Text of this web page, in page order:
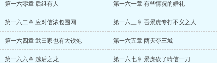
第一六零章 后继有人 第一六一章 有些情况的婚礼
第一六二章 应对信浓包围网 第一六三章 吾景虎专打不义之人
第一六四章 武田家也有大铁炮 第一六五章 两天夺三城
第一六六章 越后之龙 第一六七章 景虎砍了晴信一刀